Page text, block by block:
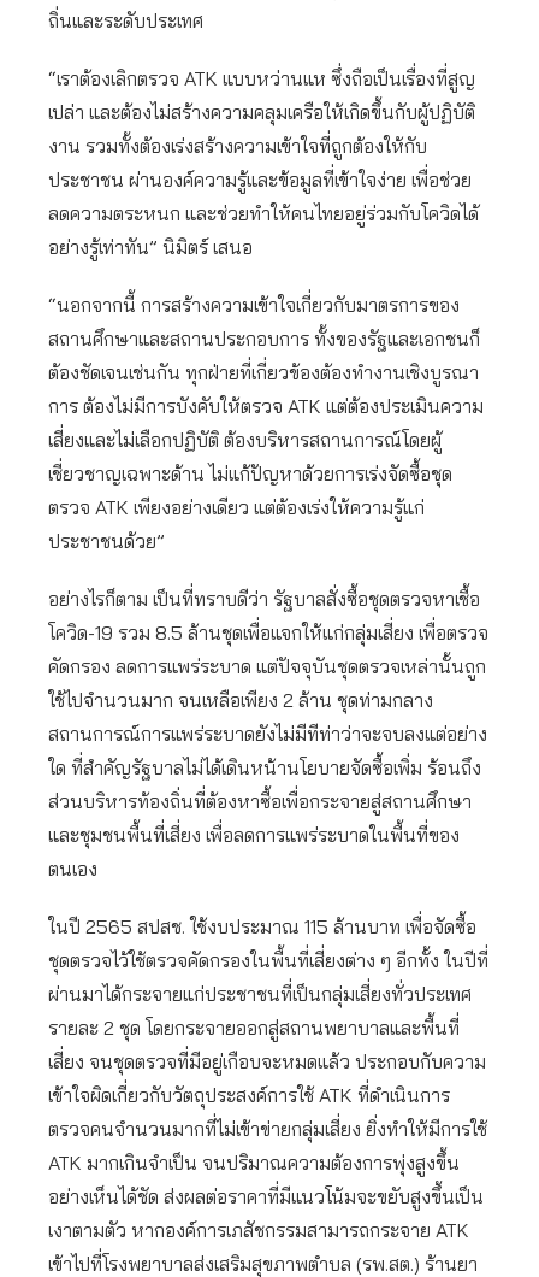
ถิ่นและระดับประเทศ
“เราต้องเลิกตรวจ ATK แบบหว่านแห ซึ่งถือเป็นเรื่องที่สูญ
เปล่า และต้องไม่สร้างความคลุมเครือให้เกิดขึ้นกับผู้ปฏิบัติ
งาน รวมทั้งต้องเร่งสร้างความเข้าใจที่ถูกต้องให้กับ
ประชาชน ผ่านองค์ความรู้และข้อมูลที่เข้าใจง่าย เพื่อช่วย
ลดความตระหนก และช่วยทำให้คนไทยอยู่ร่วมกับโควิดได้
อย่างรู้เท่าทัน” นิมิตร์ เสนอ
“นอกจากนี้ การสร้างความเข้าใจเกี่ยวกับมาตรการของ
สถานศึกษาและสถานประกอบการ ทั้งของรัฐและเอกชนก็
ต้องชัดเจนเช่นกัน ทุกฝ่ายที่เกี่ยวข้องต้องทำงานเชิงบูรณา
การ ต้องไม่มีการบังคับให้ตรวจ ATK แต่ต้องประเมินความ
เสี่ยงและไม่เลือกปฏิบัติ ต้องบริหารสถานการณ์โดยผู้
เชี่ยวชาญเฉพาะด้าน ไม่แก้ปัญหาด้วยการเร่งจัดซื้อชุด
ตรวจ ATK เพียงอย่างเดียว แต่ต้องเร่งให้ความรู้แก่
ประชาชนด้วย”
อย่างไรก็ตาม เป็นที่ทราบดีว่า รัฐบาลสั่งซื้อชุดตรวจหาเชื้อ
โควิด-19 รวม 8.5 ล้านชุดเพื่อแจกให้แก่กลุ่มเสี่ยง เพื่อตรวจ
คัดกรอง ลดการแพร่ระบาด แต่ปัจจุบันชุดตรวจเหล่านั้นถูก
ใช้ไปจำนวนมาก จนเหลือเพียง 2 ล้าน ชุดท่ามกลาง
สถานการณ์การแพร่ระบาดยังไม่มีทีท่าว่าจะจบลงแต่อย่าง
ใด ที่สำคัญรัฐบาลไม่ได้เดินหน้านโยบายจัดซื้อเพิ่ม ร้อนถึง
ส่วนบริหารท้องถิ่นที่ต้องหาซื้อเพื่อกระจายสู่สถานศึกษา
และชุมชนพื้นที่เสี่ยง เพื่อลดการแพร่ระบาดในพื้นที่ของ
ตนเอง
ในปี 2565 สปสช. ใช้งบประมาณ 115 ล้านบาท เพื่อจัดซื้อ
ชุดตรวจไว้ใช้ตรวจคัดกรองในพื้นที่เสี่ยงต่าง ๆ อีกทั้ง ในปีที่
ผ่านมาได้กระจายแก่ประชาชนที่เป็นกลุ่มเสี่ยงทั่วประเทศ
รายละ 2 ชุด โดยกระจายออกสู่สถานพยาบาลและพื้นที่
เสี่ยง จนชุดตรวจที่มีอยู่เกือบจะหมดแล้ว ประกอบกับความ
เข้าใจผิดเกี่ยวกับวัตถุประสงค์การใช้ ATK ที่ดำเนินการ
ตรวจคนจำนวนมากที่ไม่เข้าข่ายกลุ่มเสี่ยง ยิ่งทำให้มีการใช้
ATK มากเกินจำเป็น จนปริมาณความต้องการพุ่งสูงขึ้น
อย่างเห็นได้ชัด ส่งผลต่อราคาที่มีแนวโน้มจะขยับสูงขึ้นเป็น
เงาตามตัว หากองค์การเภสัชกรรมสามารถกระจาย ATK
เข้าไปที่โรงพยาบาลส่งเสริมสุขภาพตำบล (รพ.สต.) ร้านยา